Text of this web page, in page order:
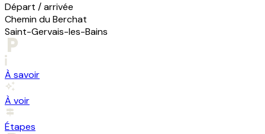
Départ / arrivée
Chemin du Berchat
Saint-Gervais-les-Bains
À savoir
À voir
Étapes